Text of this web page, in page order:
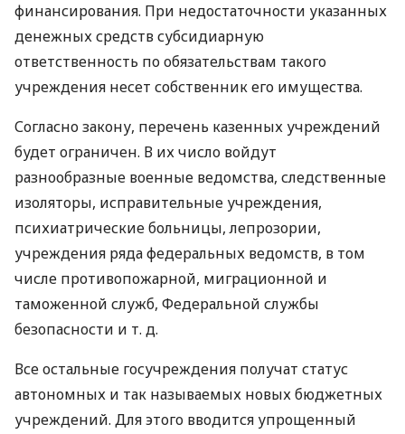
финансирования. При недостаточности указанных
денежных средств субсидиарную
ответственность по обязательствам такого
учреждения несет собственник его имущества.
Согласно закону, перечень казенных учреждений
будет ограничен. В их число войдут
разнообразные военные ведомства, следственные
изоляторы, исправительные учреждения,
психиатрические больницы, лепрозории,
учреждения ряда федеральных ведомств, в том
числе противопожарной, миграционной и
таможенной служб, Федеральной службы
безопасности и т. д.
Все остальные госучреждения получат статус
автономных и так называемых новых бюджетных
учреждений. Для этого вводится упрощенный